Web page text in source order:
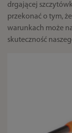
drgającej
przekonać o tym,
warunkach może
skuteczność